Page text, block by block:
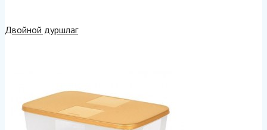
Двойной дуршлаг